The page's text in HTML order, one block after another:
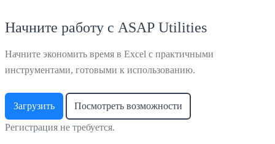
Начните работу с ASAP Utilities
Начните экономить время в Excel с практичными
инструментами, готовыми к использованию.
Загрузить Посмотреть возможности
Регистрация не требуется.